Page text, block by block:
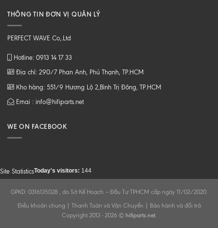
THÔNG TIN ĐƠN VỊ QUẢN LÝ
PERFECT WAVE Co,.Ltd
Hotline: 0913 14 17 33
Địa chỉ: 290/7 Phan Anh, Phú Thạnh, TP.HCM
Kho hàng: 551/9 Hương Lộ 2,Bình Trị Đông, TP.HCM
Emai : info@hifiparts.net
WE ON FACEBOOK
Site StatisticsToday's visitors: 144
GPKD: 0316135028 , do Sở Kế Hoạch – Đầu Tư TPHCM cấp ngày 11/02/2020.
Điều khoản chung| Thanh Toán và Vận Chuyển
Bảo hành và đổi trả
Copyright 2013 - 2026 © hifiparts.net.